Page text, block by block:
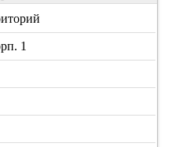
1